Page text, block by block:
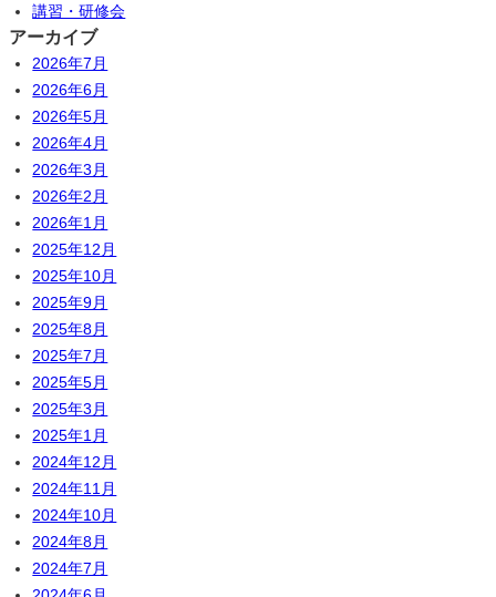
講習・研修会
アーカイブ
2026年7月
2026年6月
2026年5月
2026年4月
2026年3月
2026年2月
2026年1月
2025年12月
2025年10月
2025年9月
2025年8月
2025年7月
2025年5月
2025年3月
2025年1月
2024年12月
2024年11月
2024年10月
2024年8月
2024年7月